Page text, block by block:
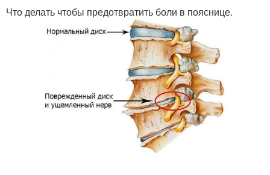
Что делать чтобы предотвратить боли в пояснице.